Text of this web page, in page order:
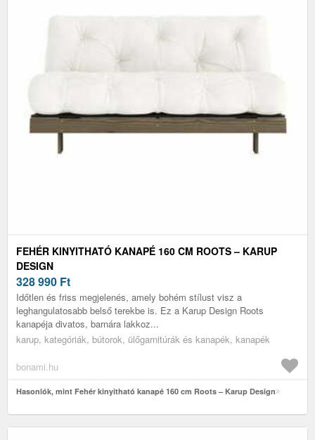
FEHÉR KINYITHATÓ KANAPÉ 160 CM ROOTS – KARUP
DESIGN
328 990 Ft
Időtlen és friss megjelenés, amely bohém stílust visz a
leghangulatosabb belső terekbe is. Ez a Karup Design Roots
kanapéja divatos, barnára lakkoz...
karup, kategóriák, bútorok, ülőgarnitúrák és kanapék, kanapék
bonami.hu
Hasonlók, mint Fehér kinyitható kanapé 160 cm Roots – Karup Design